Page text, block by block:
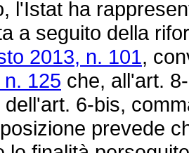
ha
a seguito della
2013, n. 101,
125 che, all'art.
dell'art. 6-bis,
prevede